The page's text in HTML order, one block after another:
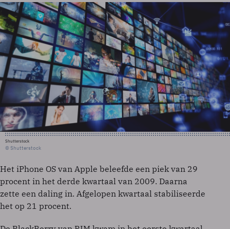
Shutterstock
© Shutterstock
Het iPhone OS van Apple beleefde een piek van 29
procent in het derde kwartaal van 2009. Daarna
zette een daling in. Afgelopen kwartaal stabiliseerde
het op 21 procent.